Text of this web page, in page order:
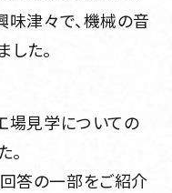
味津々で、機械の音
た。
場見学についての
答の一部をご紹介